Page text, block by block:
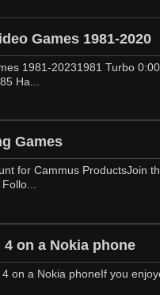
Games 1981-2020
1981-20231981 Turbo
Ha...
Games
for Cammus ProductsJoin
on a Nokia phone
on a Nokia phoneIf you